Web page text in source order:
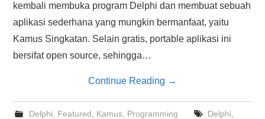
kembali membuka program Delphi dan membuat sebuah
aplikasi sederhana yang mungkin bermanfaat, yaitu
Kamus Singkatan. Selain gratis, portable aplikasi ini
bersifat open source, sehingga…
Continue Reading →
Delphi Featured Kamus, Programming Delphi